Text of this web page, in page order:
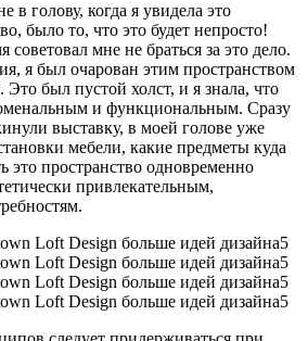
в голову, когда я увидела это
было то, что это будет непросто!
мне не браться за это дело.
я был очарован этим пространством
Это был пустой холст, и я знала, что
и функциональным. Сразу
выставку, в моей голове уже
мебели, какие предметы куда
это пространство одновременно
привлекательным,